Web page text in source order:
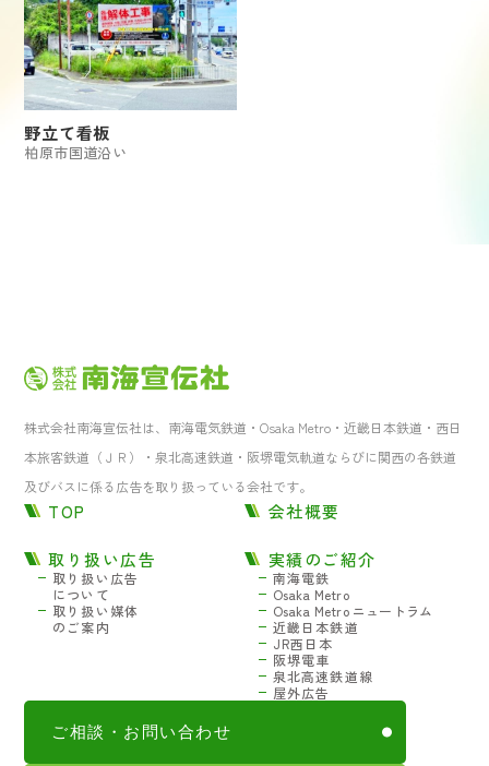
野立て看板
柏原市国道沿い
株式会社南海宣伝社は、南海電気鉄道・Osaka Metro・近畿日本鉄道・西日
本旅客鉄道（ＪＲ）・泉北高速鉄道・阪堺電気軌道ならびに関西の各鉄道
及びバスに係る広告を取り扱っている会社です。
TOP 会社概要
取り扱い広告
取り扱い広告
について
取り扱い媒体
のご案内
実績のご紹介
南海電鉄
Osaka Metro
Osaka Metro ニュートラム
近畿日本鉄道
JR西日本
阪堺電車
泉北高速鉄道線
屋外広告
ご相談・お問い合わせ